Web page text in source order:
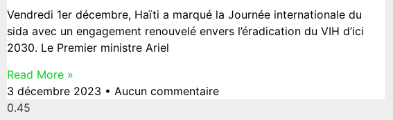
Vendredi 1er décembre, Haïti a marqué la Journée internationale du
sida avec un engagement renouvelé envers l’éradication du VIH d’ici
2030. Le Premier ministre Ariel
Read More »
3 décembre 2023
Aucun commentaire